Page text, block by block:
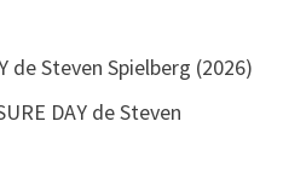
de Steven Spielberg (2026)
DAY de Steven